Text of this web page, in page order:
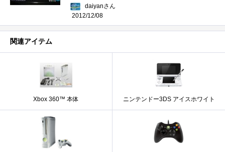
daiyanさん
2012/12/08
関連アイテム
Xbox 360™ 本体 ニンテンドー3DS アイスホワイト